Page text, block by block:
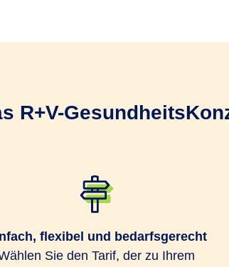
Sie bestimmen den
Die Leistungsabrechnung erfolgt
Der Abschluss eines
R+V-
flexibel und bedarfsgerecht
Sie den Tarif, der zu Ihrem